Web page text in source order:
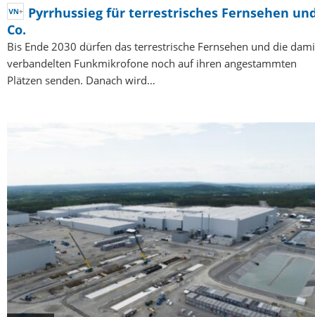
Pyrrhussieg für terrestrisches Fernsehen
Co.
Bis Ende 2030 dürfen das terrestrische Fernsehen und die
verbandelten Funkmikrofone noch auf ihren angestammten
Plätzen senden. Danach wird…